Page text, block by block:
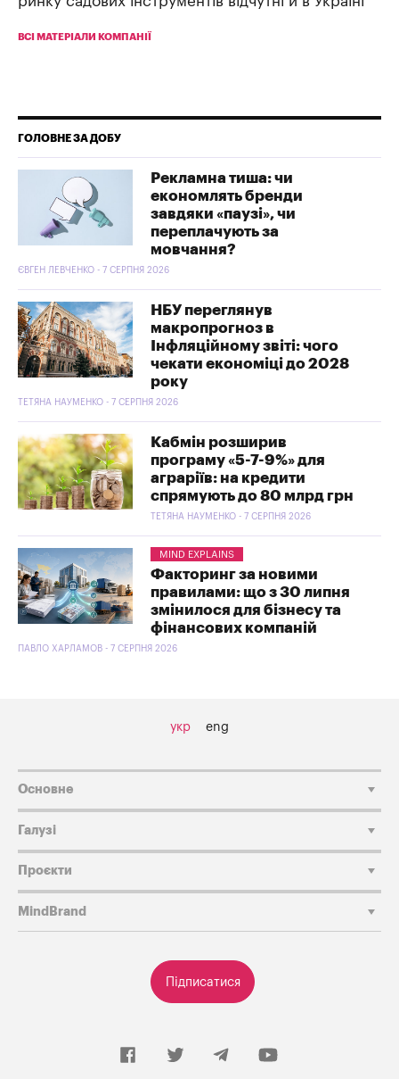
ВСІ МАТЕРІАЛИ КОМПАНІЇ
ГОЛОВНЕ ЗА ДОБУ
Рекламна тиша: чи
економлять бренди
завдяки «паузі», чи
переплачують за
мовчання?
ЄВГЕН ЛЕВЧЕНКО - 7 СЕРПНЯ 2026
НБУ переглянув
макропрогноз в
Інфляційному звіті: чого
чекати економіці до 2028
року
ТЕТЯНА НАУМЕНКО - 7 СЕРПНЯ 2026
Кабмін розширив
програму «5-7-9%» для
аграріїв: на кредити
спрямують до 80 млрд грн
ТЕТЯНА НАУМЕНКО - 7 СЕРПНЯ 2026
MIND EXPLAINS
Факторинг за новими
правилами: що з 30 липня
змінилося для бізнесу та
фінансових компаній
ПАВЛО ХАРЛАМОВ - 7 СЕРПНЯ 2026
укр eng
Підписатися
Основне
Галузі
Проєкти
MindBrand